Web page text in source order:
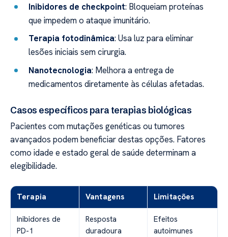
Inibidores de checkpoint: Bloqueiam proteínas
que impedem o ataque imunitário.
Terapia fotodinâmica: Usa luz para eliminar
lesões iniciais sem cirurgia.
Nanotecnologia: Melhora a entrega de
medicamentos diretamente às células afetadas.
Casos específicos para terapias biológicas
Pacientes com mutações genéticas ou tumores
avançados podem beneficiar destas opções. Fatores
como idade e estado geral de saúde determinam a
elegibilidade.
Terapia Vantagens Limitações
Inibidores de
PD-1
Resposta
duradoura
Efeitos
autoimunes